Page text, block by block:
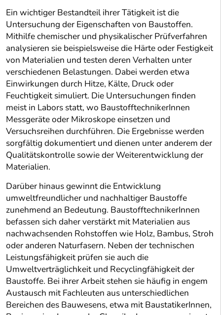
Ein wichtiger Bestandteil ihrer Tätigkeit ist die
Untersuchung der Eigenschaften von Baustoffen.
Mithilfe chemischer und physikalischer Prüfverfahren
analysieren sie beispielsweise die Härte oder Festigkeit
von Materialien und testen deren Verhalten unter
verschiedenen Belastungen. Dabei werden etwa
Einwirkungen durch Hitze, Kälte, Druck oder
Feuchtigkeit simuliert. Die Untersuchungen finden
meist in Labors statt, wo BaustofftechnikerInnen
Messgeräte oder Mikroskope einsetzen und
Versuchsreihen durchführen. Die Ergebnisse werden
sorgfältig dokumentiert und dienen unter anderem der
Qualitätskontrolle sowie der Weiterentwicklung der
Materialien.
Darüber hinaus gewinnt die Entwicklung
umweltfreundlicher und nachhaltiger Baustoffe
zunehmend an Bedeutung. BaustofftechnikerInnen
befassen sich daher verstärkt mit Materialien aus
nachwachsenden Rohstoffen wie Holz, Bambus, Stroh
oder anderen Naturfasern. Neben der technischen
Leistungsfähigkeit prüfen sie auch die
Umweltverträglichkeit und Recyclingfähigkeit der
Baustoffe. Bei ihrer Arbeit stehen sie häufig in engem
Austausch mit Fachleuten aus unterschiedlichen
Bereichen des Bauwesens, etwa mit BaustatikerInnen,